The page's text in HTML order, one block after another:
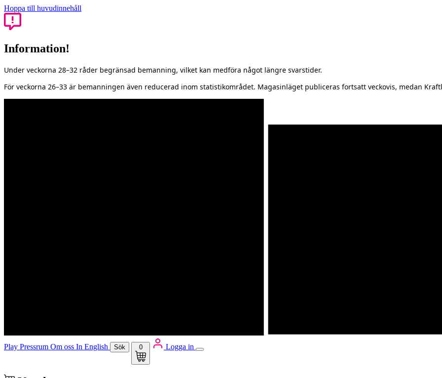
Hoppa till huvudinnehåll
Information!
Under veckorna 28–32 råder begränsad bemanning, vilket kan medföra något längre svarstider.
För veckorna 26–33 är bemanningen även reducerad inom statistikområdet. Magasinläget publiceras fortsatt veckovis, medan
Play Pressrum Om oss In English Sök 0 Logga in